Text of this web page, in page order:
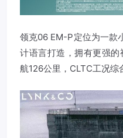
领克06 EM-P定位为一款
计语言打造，拥有更强
航126公里，CLTC工况综